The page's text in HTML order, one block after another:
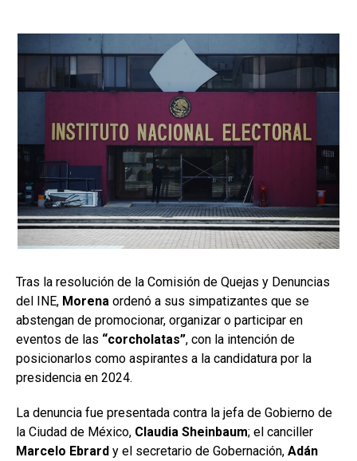
Tras la resolución de la Comisión de Quejas y Denuncias
del INE, Morena ordenó a sus simpatizantes que se
abstengan de promocionar, organizar o participar en
eventos de las “corcholatas”, con la intención de
posicionarlos como aspirantes a la candidatura por la
presidencia en 2024.
La denuncia fue presentada contra la jefa de Gobierno de
la Ciudad de México, Claudia Sheinbaum; el canciller
Marcelo Ebrard y el secretario de Gobernación, Adán